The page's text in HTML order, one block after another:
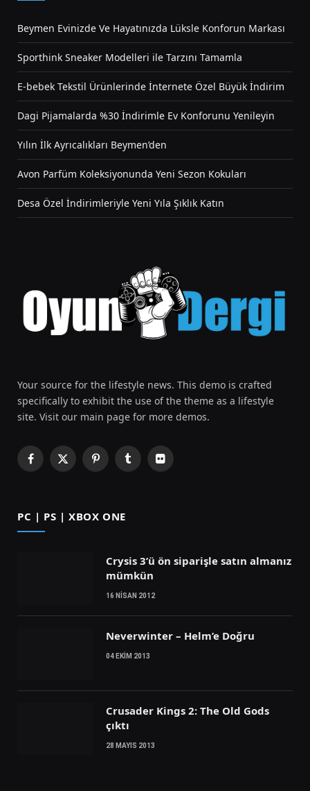
Beymen Evinizde Ve Hayatınızda Lüksle Konforun Markası
Sporthink Sneaker Modelleri ile Tarzını Tamamla
E-bebek Tekstil Ürünlerinde İnternete Özel Büyük İndirim
Dagi Pijamalarda %30 İndirimle Ev Konforunu Yenileyin
Yılın İlk Ayrıcalıkları Beymen’den
Avon Parfüm Koleksiyonunda Yeni Sezon Kokuları
Desa Özel İndirimleriyle Yeni Yıla Şıklık Katın
Your source for the lifestyle news. This demo is crafted
specifically to exhibit the use of the theme as a lifestyle
site. Visit our main page for more demos.
Facebook
X
PinterestTumblrFlickr
PC | PS | XBOX ONE
Crysis 3’ü ön siparişle satın almanız
mümkün
16 NISAN 2012
Neverwinter – Helm’e Doğru
04 EKIM 2013
Crusader Kings 2: The Old Gods
çıktı
28 MAYIS 2013